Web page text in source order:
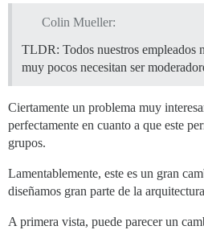
Colin Mueller:
TLDR: Todos nuestros empleados
muy pocos necesitan ser
Ciertamente un problema muy
perfectamente en cuanto a que este
grupos.
Lamentablemente, este es un gran
diseñamos gran parte de la
A primera vista, puede parecer un